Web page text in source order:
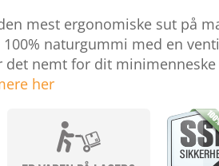
mest ergonomiske sut på
naturgummi med en
det nemt for dit minimenneske
her